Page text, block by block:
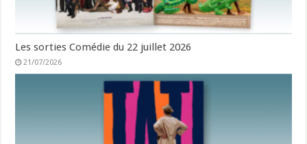
Les sorties Comédie du 22 juillet 2026
21/07/2026